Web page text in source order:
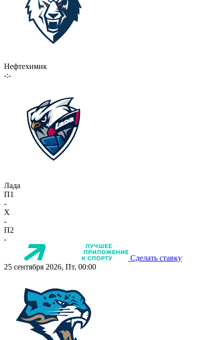
Нефтехимик
-:-
Лада
П1
-
X
-
П2
-
Сделать ставку
25 сентября 2026, Пт, 00:00